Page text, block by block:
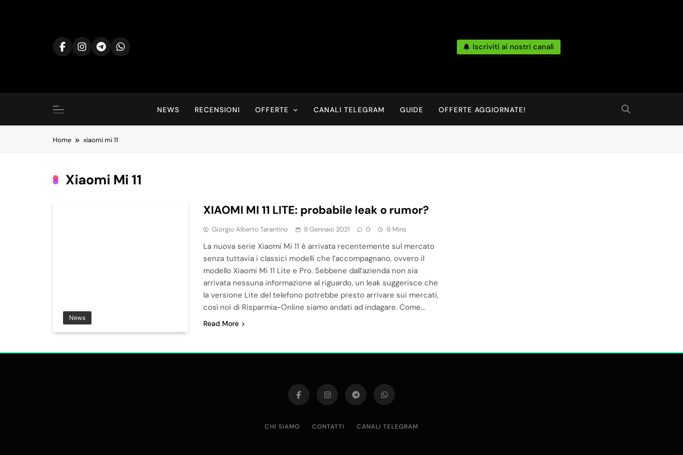
Risparmia Online
Iscriviti ai nostri canali
NEWS RECENSIONI OFFERTE CANALI TELEGRAM GUIDE OFFERTE AGGIORNATE!
Home xiaomi mi 11
Xiaomi Mi 11
News
XIAOMI MI 11 LITE: probabile leak o rumor?
Giorgio Alberto Tarantino 8 Gennaio 2021 0 6 Mins
La nuova serie Xiaomi Mi 11 è arrivata recentemente sul mercato
senza tuttavia i classici modelli che l’accompagnano, ovvero il
modello Xiaomi Mi 11 Lite e Pro. Sebbene dall’azienda non sia
arrivata nessuna informazione al riguardo, un leak suggerisce che
la versione Lite del telefono potrebbe presto arrivare sui mercati,
così noi di Risparmia-Online siamo andati ad indagare. Come…
Read More
CHI SIAMO CONTATTI CANALI TELEGRAM